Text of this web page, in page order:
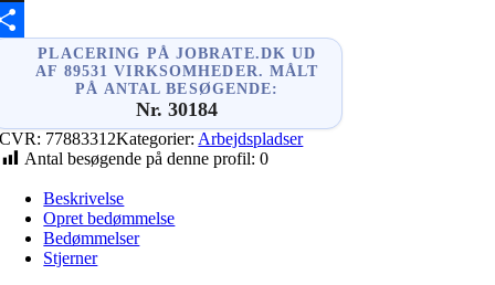
PLACERING PÅ JOBRATE.DK UD
AF 89531 VIRKSOMHEDER. MÅLT
PÅ ANTAL BESØGENDE:
Nr. 30184
CVR: 77883312Kategorier: Arbejdspladser
Antal besøgende på denne profil: 0
Beskrivelse
Opret bedømmelse
Bedømmelser
Stjerner